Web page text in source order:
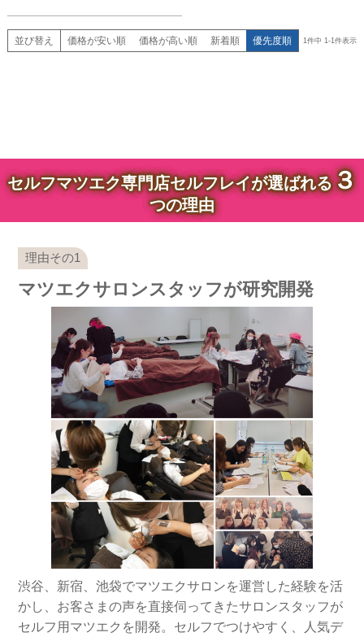
並び替え 価格が安い順 価格が高い順 新着順 優先度順 1件中 1-1件表示
セルフマツエク専門店セルフレイが選ばれる３
つの理由
マツエクサロンスタッフが研究開発
渋谷、新宿、池袋でマツエクサロンを運営した経験を活
かし、お客さまの声を直接伺ってきたサロンスタッフが
セルフ用マツエクを開発。セルフでつけやすく、人気デ